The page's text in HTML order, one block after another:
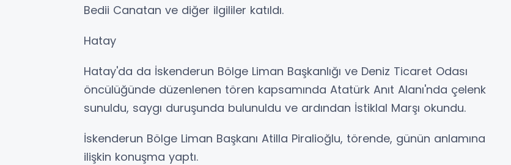
Bedii Canatan ve diğer ilgililer katıldı.
Hatay
Hatay'da da İskenderun Bölge Liman Başkanlığı ve Deniz Ticaret Odası
öncülüğünde düzenlenen tören kapsamında Atatürk Anıt Alanı'nda çelenk
sunuldu, saygı duruşunda bulunuldu ve ardından İstiklal Marşı okundu.
İskenderun Bölge Liman Başkanı Atilla Piralioğlu, törende, günün anlamına
ilişkin konuşma yaptı.